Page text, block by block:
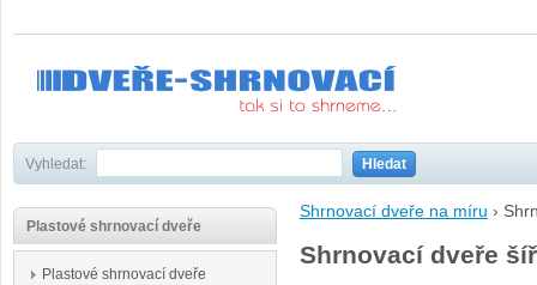
Vyhledat: Hledat
Shrnovací dveře na míru ›
Shrnovací dveře
Plastové shrnovací dveře
Plastové shrnovací dveře